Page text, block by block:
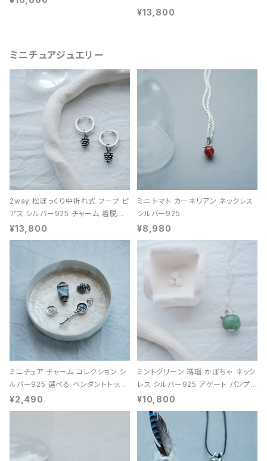
¥13,800
ミニチュアジュエリー
2way 松ぼっくり中折れ式 フープ ピ
アス シルバー925 チャーム 着脱可
能 レディース ユニセックス
¥13,800
ミニ トマト カーネリアン ネックレス
シルバー925
¥8,980
ミニチュア チャーム コレクション シ
ルバー925 選べる ペンダントトップ
レディース ユニセックス
¥2,490
ミントグリーン 瑪瑙 かぼちゃ ネック
レス シルバー925 アゲート パンプキ
ン 天然石 レディース
¥10,800